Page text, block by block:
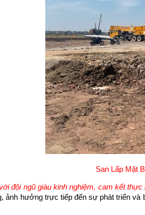
San Lấp Mặt
đội ngũ giàu kinh nghiệm, cam kết
ảnh hưởng trực tiếp đến sự phát triển